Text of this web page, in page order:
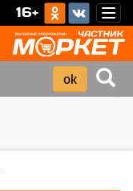
16+
›